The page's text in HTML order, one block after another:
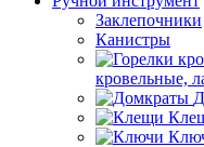
Заклепочники
Канистры
кровельные,